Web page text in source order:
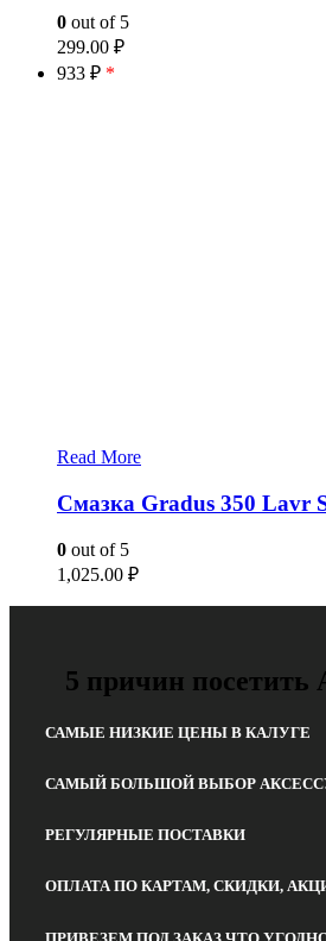
0 out of 5
299.00 ₽
933 ₽ *
Read More
Смазка Gradus 350 Lavr
0 out of 5
1,025.00 ₽
5 причин посетить
САМЫЕ НИЗКИЕ ЦЕНЫ В КАЛУГЕ
САМЫЙ БОЛЬШОЙ ВЫБОР
РЕГУЛЯРНЫЕ ПОСТАВКИ
ОПЛАТА ПО КАРТАМ, СКИДКИ,